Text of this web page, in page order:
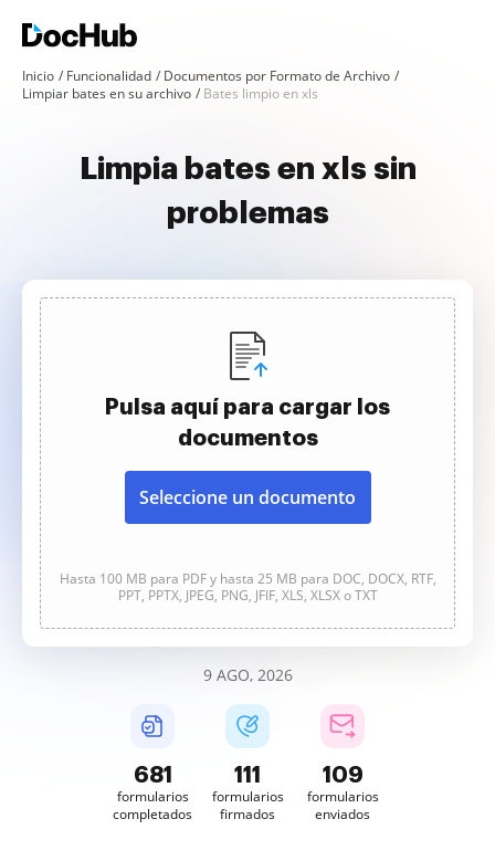
Inicio Funcionalidad
Documentos por Formato de Archivo
Limpiar bates en su archivo
Bates limpio en xls
Limpia bates en xls sin
problemas
Pulsa aquí para cargar los
documentos
Seleccione un documento
Hasta 100 MB para PDF y hasta 25 MB para DOC, DOCX, RTF,
PPT, PPTX, JPEG, PNG, JFIF, XLS, XLSX o TXT
9 AGO, 2026
681
formularios
completados
111
formularios
firmados
109
formularios
enviados